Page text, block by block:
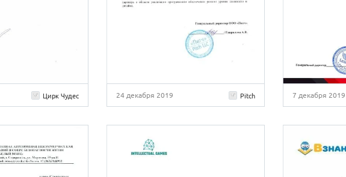
Цирк Чудес 24 декабря 2019 Pitch 7 декабря 2019